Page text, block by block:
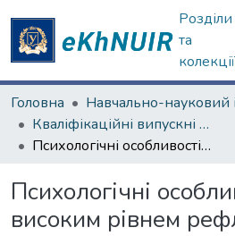
Розділи
та
колекції
Головна
Кваліфікаційні випускні роботи магістрів. Навчально-науковий інститут «Українська інженерно-педагогічна академія»
Психологічні особливості людей із високим рівнем рефлексії
Психологічні
високим рівнем